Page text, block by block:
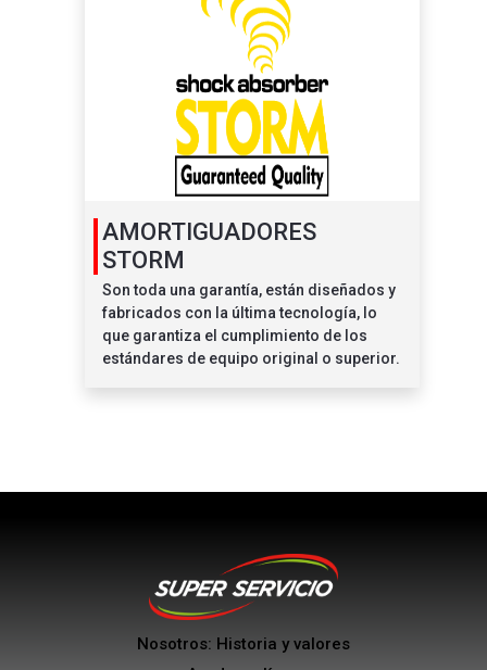
AMORTIGUADORES
STORM
Son toda una garantía, están diseñados y
fabricados con la última tecnología, lo
que garantiza el cumplimiento de los
estándares de equipo original o superior.
Nosotros: Historia y valores